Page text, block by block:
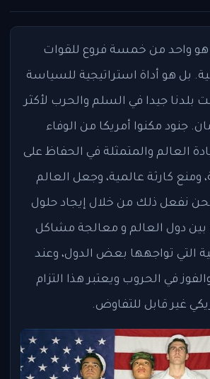
هو واحد من خمسة فروع للقوات
بل هو أداة استراتيجية للسياسة
بلدنا جيدا في السلم والحرب لأكثر
جنود مكنوا أمريكا من الوفاء
العالم والمتمثلة في الحفاظ على
ومنع كارثة عالمية، وجعل العالم
ونحن نفعل ذلك من خلال إيجاد حلول
بين دول العالم و معالجة مشاكل
التي تواجهها بعض الدول، وعند
في الحروب ويعتبر هذا التزام
غير قابل للتفاوض.